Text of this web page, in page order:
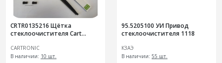
CRTR0135216 Щётка
стеклоочистителя Cart
набор адаптеров других
типо
CARTRONIC
В наличии: 10 шт.
95.5205100 УИ Привод
стеклоочистителя 1118
КЗАЭ
В наличии: 55 шт.